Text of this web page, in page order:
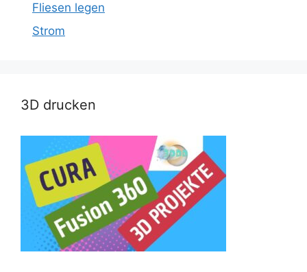
Fliesen legen
Strom
3D drucken